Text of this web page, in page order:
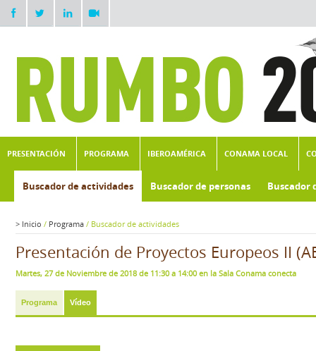
PRESENTACIÓN PROGRAMA IBEROAMÉRICA CONAMA LOCAL
Buscador de actividades Buscador de personas Buscador
> Inicio / Programa / Buscador de actividades
Presentación de Proyectos Europeos II
Martes, 27 de Noviembre de 2018 de 11:30 a 14:00 en la Sala Conama conecta
Programa Vídeo